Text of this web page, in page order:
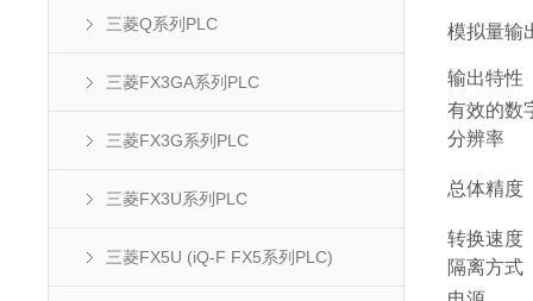
三菱Q系列PLC
三菱FX3GA系列PLC
三菱FX3G系列PLC
三菱FX3U系列PLC
三菱FX5U (iQ-F FX5系列PLC)
模拟量输
输出特性
有效的数
分辨率
总体精度
转换速度
隔离方式